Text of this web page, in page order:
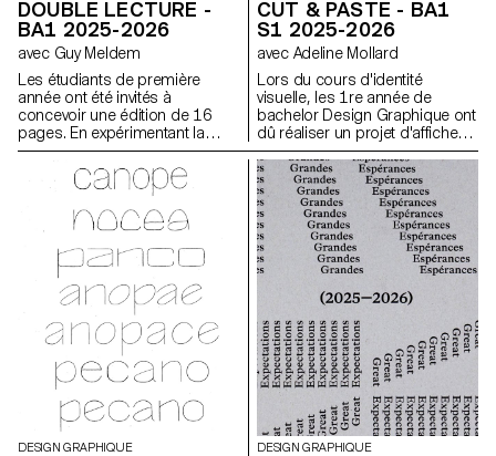
DOUBLE LECTURE -
BA1 2025-2026
avec Guy Meldem
Les étudiants de première
année ont été invités à
concevoir une édition de 16
pages. En expérimentant la
bichromie par diverses
techniques d'impression, ils
ont séquencé une lecture
couleurs imprimées.
CUT & PASTE - BA1
S1 2025-2026
avec Adeline Mollard
Lors du cours d'identité
visuelle, les 1re année de
bachelor Design Graphique ont
dû réaliser un projet d'affiches
à partir d'un événement tiré au
hasard. Ils ont du définir leur
propre système visuel et ont
exploré une recherche
d'affiches typographiques
réalisées à la main. L'identité
visuelle de l'événement a été
développée au travers d'une
affiche et d'un flyer,
accompagnés d'un carnet de
recherche regroupant
l'ensemble de leur processus
créatif.
DESIGN GRAPHIQUE DESIGN GRAPHIQUE